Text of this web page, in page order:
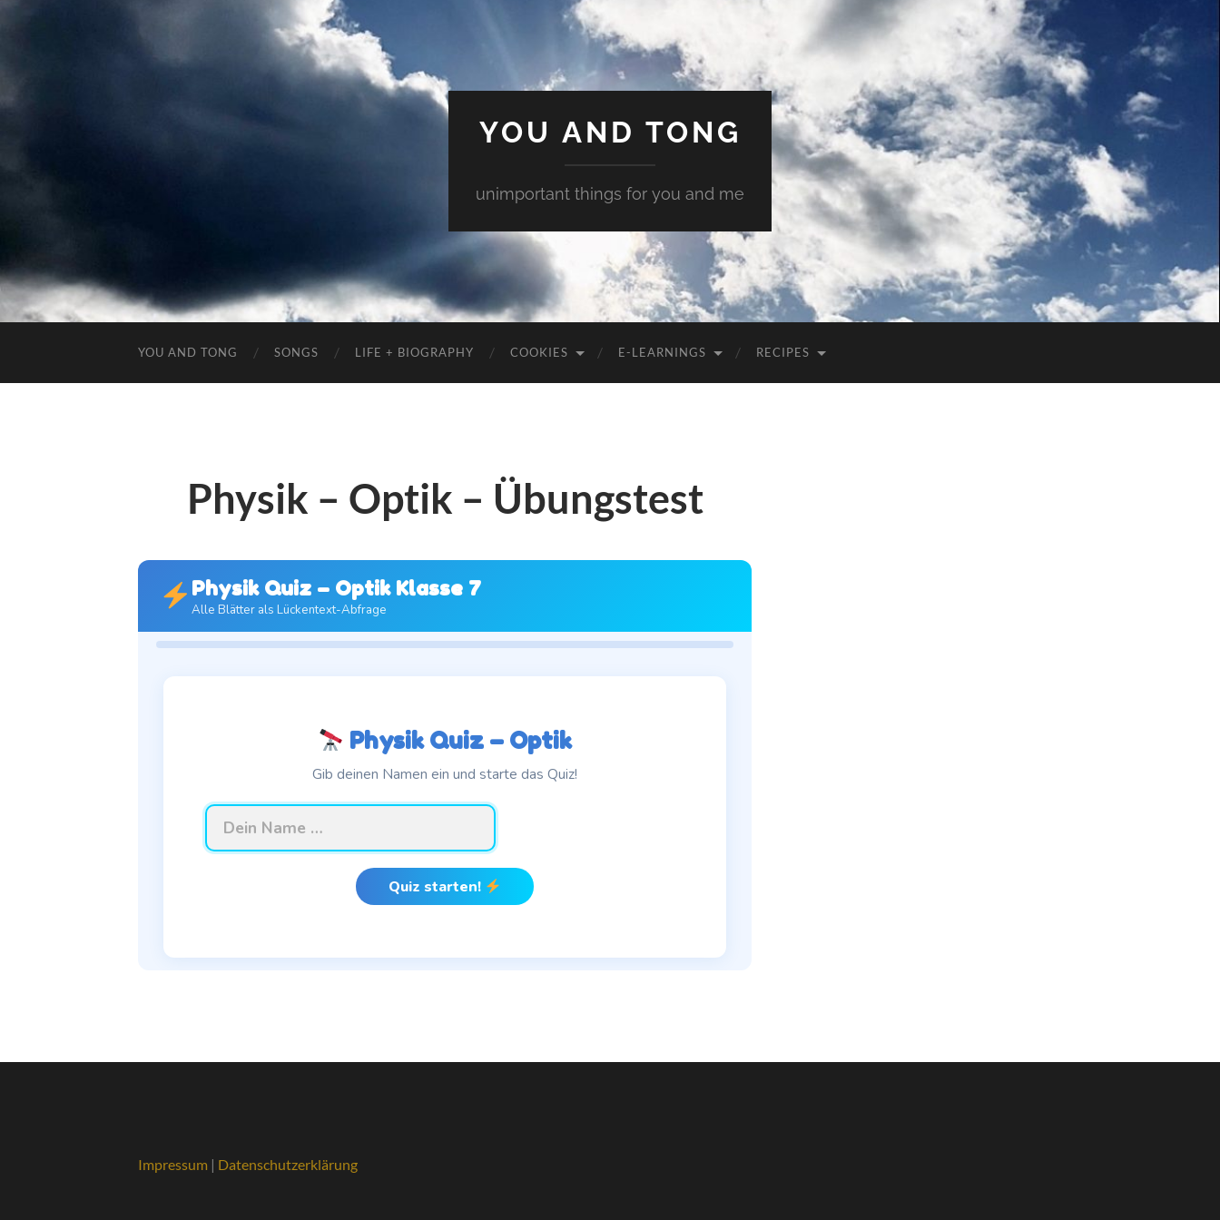
YOU AND TONG
unimportant things for you and me
YOU AND TONG SONGS LIFE + BIOGRAPHY COOKIES E-LEARNINGS RECIPES
Physik – Optik – Übungstest
Physik Quiz – Optik Klasse 7
Alle Blätter als Lückentext-Abfrage
Physik Quiz – Optik
Gib deinen Namen ein und starte das Quiz!
Quiz starten!
Impressum | Datenschutzerklärung